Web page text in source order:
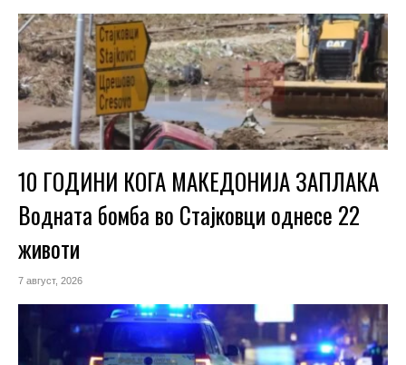
10 ГОДИНИ КОГА МАКЕДОНИЈА ЗАПЛАКА
Водната бомба во Стајковци однесе 22
животи
7 август, 2026